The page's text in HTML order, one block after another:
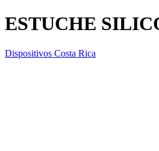
ESTUCHE
Dispositivos Costa Rica